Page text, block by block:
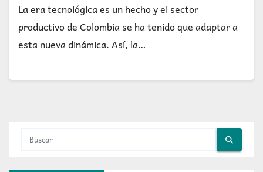
La era tecnológica es un hecho y el sector
productivo de Colombia se ha tenido que adaptar a
esta nueva dinámica. Así, la…